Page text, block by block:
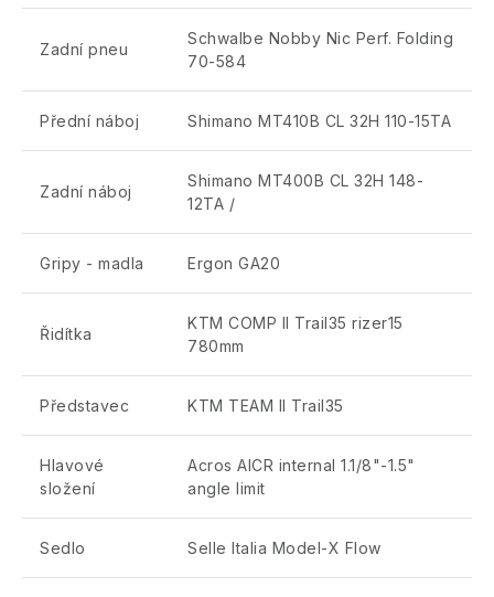
Zadní pneu
Schwalbe Nobby Nic Perf. Folding
70-584
Přední náboj Shimano MT410B CL 32H 110-15TA
Zadní náboj
Shimano MT400B CL 32H 148-
12TA /
Gripy - madla Ergon GA20
Řidítka
KTM COMP II Trail35 rizer15
780mm
Představec KTM TEAM II Trail35
Hlavové
složení
Acros AICR internal 1.1/8"-1.5"
angle limit
Sedlo Selle Italia Model-X Flow